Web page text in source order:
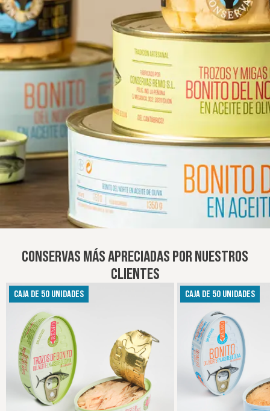
CONSERVAS MÁS APRECIADAS POR NUESTROS
CLIENTES
CAJA DE 50 UNIDADES CAJA DE 50 UNIDADES